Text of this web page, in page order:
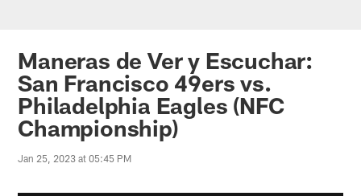
Maneras de Ver y Escuchar:
San Francisco 49ers vs.
Philadelphia Eagles (NFC
Championship)
Jan 25, 2023 at 05:45 PM